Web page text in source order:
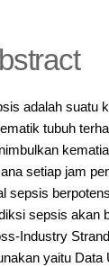
adalah suatu
tubuh
setiap jam
sepsis
sepsis akan
Industry
yaitu Data